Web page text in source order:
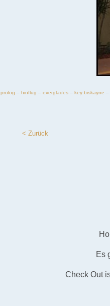
prolog – hinflug – everglades – key biskayne –
< Zurück
Es
Check Out